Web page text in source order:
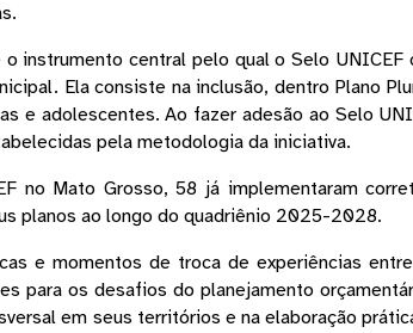
instrumento central pelo qual o Selo
Ela consiste na inclusão, dentro Plano
e adolescentes. Ao fazer adesão ao Selo
pela metodologia da iniciativa.
no Mato Grosso, 58 já implementaram
planos ao longo do quadriênio 2025-2028.
e momentos de troca de experiências
para os desafios do planejamento
em seus territórios e na elaboração